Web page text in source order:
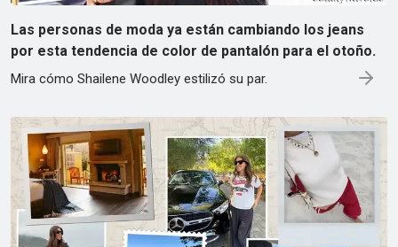
Las personas de moda ya están cambiando los jeans
por esta tendencia de color de pantalón para el otoño.
Mira cómo Shailene Woodley estilizó su par.